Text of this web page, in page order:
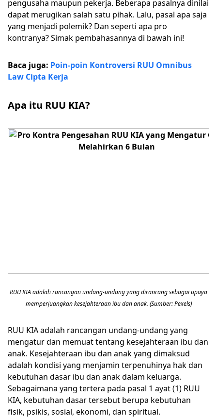
pengusaha maupun pekerja. Beberapa pasalnya dinilai
dapat merugikan salah satu pihak. Lalu, pasal apa saja
yang menjadi polemik? Dan seperti apa pro
kontranya? Simak pembahasannya di bawah ini!
Baca juga: Poin-poin Kontroversi RUU Omnibus
Law Cipta Kerja
Apa itu RUU KIA?
RUU KIA adalah rancangan undang-undang yang dirancang sebagai upaya
memperjuangkan kesejahteraan ibu dan anak. (Sumber: Pexels)
RUU KIA adalah rancangan undang-undang yang
mengatur dan memuat tentang kesejahteraan ibu dan
anak. Kesejahteraan ibu dan anak yang dimaksud
adalah kondisi yang menjamin terpenuhinya hak dan
kebutuhan dasar ibu dan anak dalam keluarga.
Sebagaimana yang tertera pada pasal 1 ayat (1) RUU
KIA, kebutuhan dasar tersebut berupa kebutuhan
fisik, psikis, sosial, ekonomi, dan spiritual.